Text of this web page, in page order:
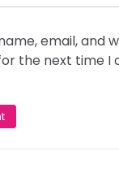
email, and
the next time I